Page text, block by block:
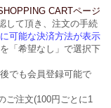
CARTページ
して頂き、注文の手続
可能な決済方法が表示
「希望なし」で選択下
でも会員登録可能で
ご注文(100円ごとに1